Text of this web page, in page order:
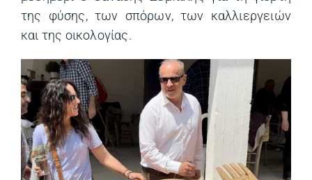
της φύσης, των σπόρων, των καλλιεργειών
και της οικολογίας.